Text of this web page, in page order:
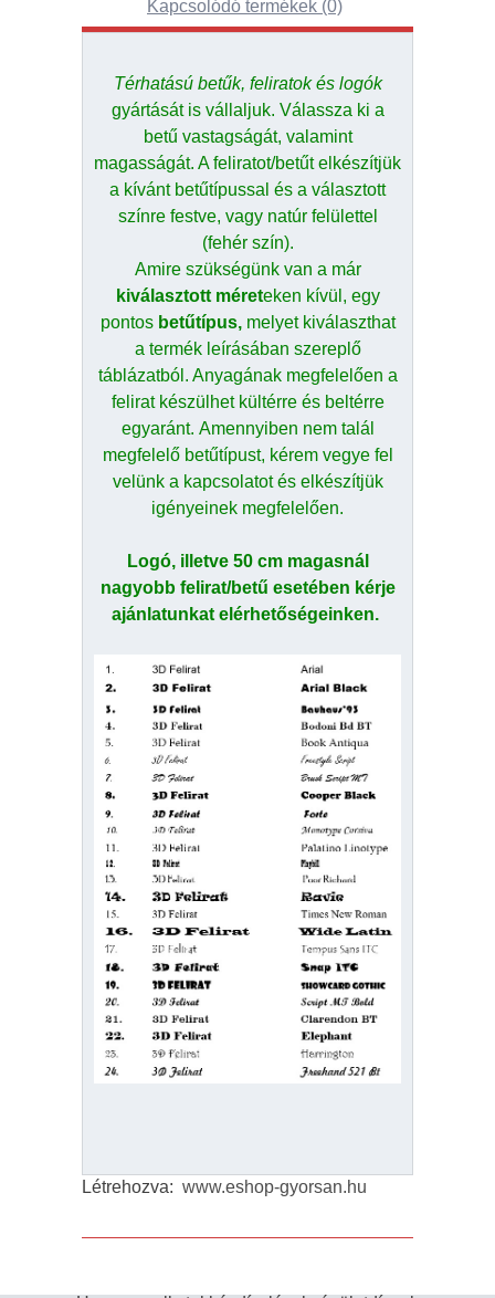
Kapcsolódó termékek (0)
Térhatású betűk, feliratok és logók
gyártását is vállaljuk. Válassza ki a
betű vastagságát, valamint
magasságát. A feliratot/betűt elkészítjük
a kívánt betűtípussal és a választott
színre festve, vagy natúr felülettel
(fehér szín).
Amire szükségünk van a már
kiválasztott méreteken kívül, egy
pontos betűtípus, melyet kiválaszthat
a termék leírásában szereplő
táblázatból. Anyagának megfelelően a
felirat készülhet kültérre és beltérre
egyaránt. Amennyiben nem talál
megfelelő betűtípust, kérem vegye fel
velünk a kapcsolatot és elkészítjük
igényeinek megfelelően.
Logó, illetve 50 cm magasnál
nagyobb felirat/betű esetében kérje
ajánlatunkat elérhetőségeinken.
Létrehozva: www.eshop-gyorsan.hu